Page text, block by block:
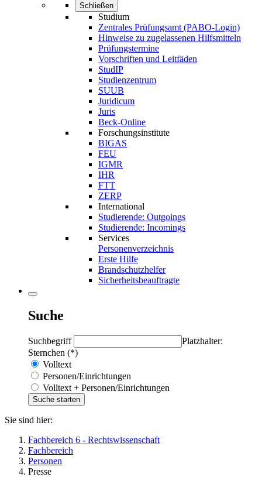
Schließen
Studium
Zentrales Prüfungsamt (PABO-Login)
Hinweise zu zugelassenen Hilfsmitteln
Prüfungstermine
Vorschriften und Leitfäden
StudIP
Studienzentrum
SUUB
Juridicum
Juris
Beck-Online
Forschungsinstitute
BIGAS
FEU
IGMR
IHR
FTT
ZERP
International
Studierende: Outgoings
Studierende: Incomings
Services
Personenverzeichnis
Erste Hilfe
Brandschutzhelfer
Sicherheitsbeauftragte
Suche
Suchbegriff
Platzhalter:
Sternchen (*)
Volltext
Personen/Einrichtungen
Volltext + Personen/Einrichtungen
Sie sind hier:
Fachbereich 6 - Rechtswissenschaft
Fachbereich
Personen
Presse